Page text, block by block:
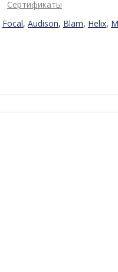
Сертификаты
Focal, Audison, Blam, Helix,